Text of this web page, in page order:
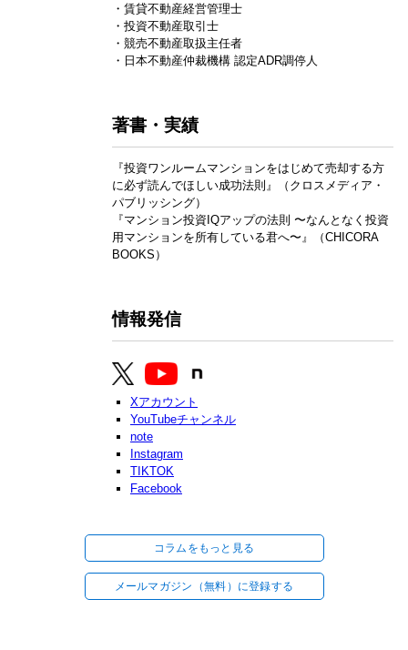
・賃貸不動産経営管理士
・投資不動産取引士
・競売不動産取扱主任者
・日本不動産仲裁機構 認定ADR調停人
著書・実績
『投資ワンルームマンションをはじめて売却する方
に必ず読んでほしい成功法則』（クロスメディア・
パブリッシング）
『マンション投資IQアップの法則 〜なんとなく投資
用マンションを所有している君へ〜』（CHICORA
BOOKS）
情報発信
Xアカウント
YouTubeチャンネル
note
Instagram
TIKTOK
Facebook
コラムをもっと見る
メールマガジン（無料）に登録する